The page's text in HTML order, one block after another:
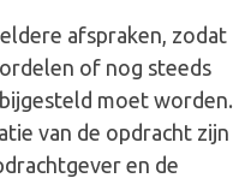
afspraken, zodat
of nog steeds
moet worden.
van de opdracht zijn
en de